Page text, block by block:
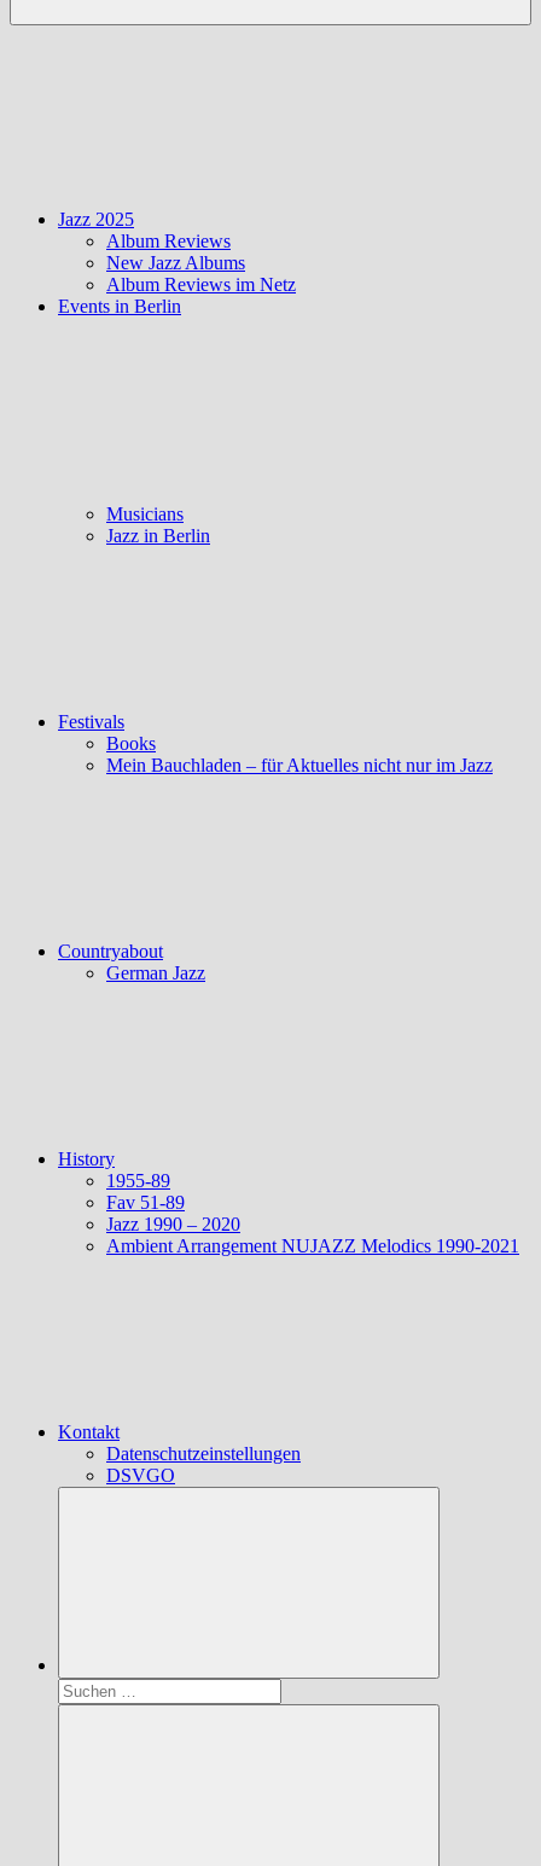
Jazz 2025
Album Reviews
New Jazz Albums
Album Reviews im Netz
Events in Berlin
Musicians
Jazz in Berlin
Festivals
Books
Mein Bauchladen – für Aktuelles nicht nur im Jazz
Countryabout
German Jazz
History
1955-89
Fav 51-89
Jazz 1990 – 2020
Ambient Arrangement NUJAZZ Melodics 1990-2021
Kontakt
Datenschutzeinstellungen
DSVGO
Suchen
nach: